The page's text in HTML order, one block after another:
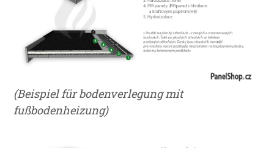
(Beispiel für bodenverlegung mit
fußbodenheizung)